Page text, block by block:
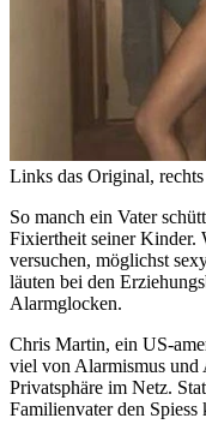
Links das Original, rechts
So manch ein Vater
Fixiertheit seiner Kinder.
versuchen, möglichst
läuten bei den
Alarmglocken.
Chris Martin, ein US-
viel von Alarmismus und
Privatsphäre im Netz.
Familienvater den Spiess